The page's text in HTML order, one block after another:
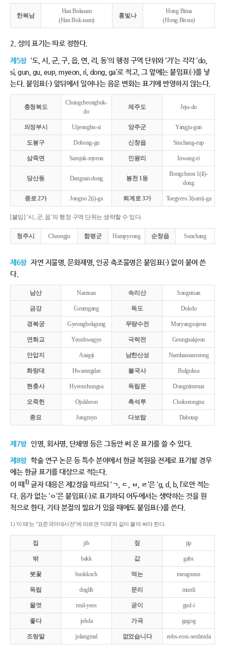
한복남
Han Boknam
(Han Bok-nam)
홍빛나
Hong Bitna
(Hong Bit-na)
2. 성의 표기는 따로 정한다.
제5항 ‘도, 시, 군, 구, 읍, 면, 리, 동’의 행정 구역 단위와 ‘가’는 각각 ‘do,
si, gun, gu, eup, myeon, ri, dong, ga’로 적고, 그 앞에는 붙임표(-)를 넣
는다. 붙임표(-) 앞뒤에서 일어나는 음운 변화는 표기에 반영하지 않는다.
충청북도
Chungcheongbuk-
do
제주도 Jeju-do
의정부시 Uijeongbu-si 양주군 Yangju-gun
도봉구 Dobong-gu 신창읍 Sinchang-eup
삼죽면 Samjuk-myeon 인왕리 Inwang-ri
당산동 Dangsan-dong 봉천 1동
Bongcheon 1(il)-
dong
종로 2가 Jongno 2(i)-ga 퇴계로 3가 Toegyero 3(sam)-ga
[붙임] ‘시, 군, 읍’의 행정 구역 단위는 생략할 수 있다.
청주시 Cheongju 함평군 Hampyeong 순창읍 Sunchang
제6항 자연 지물명, 문화재명, 인공 축조물명은 붙임표(-) 없이 붙여 쓴
다.
남산 Namsan 속리산 Songnisan
금강 Geumgang 독도 Dokdo
경복궁 Gyeongbokgung 무량수전 Muryangsujeon
연화교 Yeonhwagyo 극락전 Geungnakjeon
안압지 Anapji 남한산성 Namhansanseong
화랑대 Hwarangdae 불국사 Bulguksa
현충사 Hyeonchungsa 독립문 Dongnimmun
오죽헌 Ojukheon 촉석루 Chokseongnu
종묘 Jongmyo 다보탑 Dabotap
제7항 인명, 회사명, 단체명 등은 그동안 써 온 표기를 쓸 수 있다.
제8항 학술 연구 논문 등 특수 분야에서 한글 복원을 전제로 표기할 경우
에는 한글 표기를 대상으로 적는다.
이 때1)글자 대응은 제2장을 따르되 ‘ㄱ, ㄷ, ㅂ, ㄹ’은 ‘g, d, b, l’로만 적는
다. 음가 없는 ‘ㅇ’은 붙임표(-)로 표기하되 어두에서는 생략하는 것을 원
칙으로 한다. 기타 분절의 필요가 있을 때에도 붙임표(-)를 쓴다.
1) '이 때'는 "표준국어대사전"에 따르면 '이때'와 같이 붙여 써야 한다.
집 jib 짚 jip
밖 bakk 값 gabs
붓꽃 buskkoch 먹는 meogneun
독립 doglib 문리 munli
물엿 mul-yeos 굳이 gud-i
좋다 johda 가곡 gagog
조랑말 jolangmal 없었습니다 eobs-eoss-seubnida